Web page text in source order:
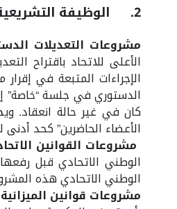
2.
الوظيفة
مشروعات التعديلات
الأعلى للاتحاد باقتراح
الإجراءات المتبعة في
الدستوري في جلسة “خاصة”
كان في غير حالة انعقاد.
الأعضاء الحاضرين” كحد أدنى
مشروعات القوانين
الوطني الاتحادي قبل
الوطني الاتحادي هذه
مشروعات قوانين